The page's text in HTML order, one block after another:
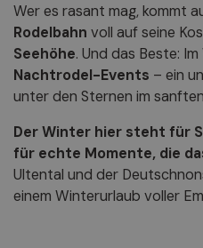
Wer es rasant mag, kommt
Rodelbahn voll auf seine
Seehöhe. Und das Beste:
Nachtrodel-Events – ein
unter den Sternen im
Der Winter hier steht für
für echte Momente, die
Ultental und der
einem Winterurlaub voller